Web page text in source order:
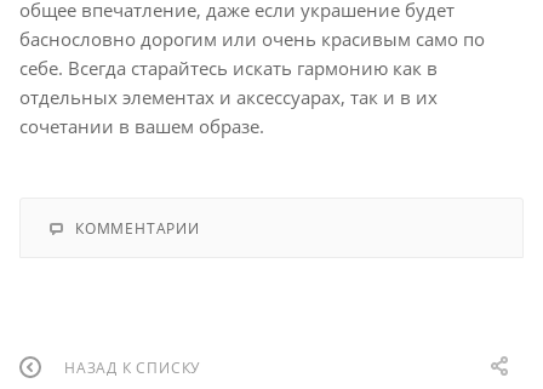
общее впечатление, даже если украшение будет
баснословно дорогим или очень красивым само по
себе. Всегда старайтесь искать гармонию как в
отдельных элементах и аксессуарах, так и в их
сочетании в вашем образе.
КОММЕНТАРИИ
НАЗАД К СПИСКУ